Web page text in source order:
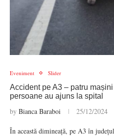
Eveniment Slider
Accident pe A3 – patru
persoane au ajuns la spital
by Bianca Baraboi 25/12/2024
În această dimineață, pe A3 în